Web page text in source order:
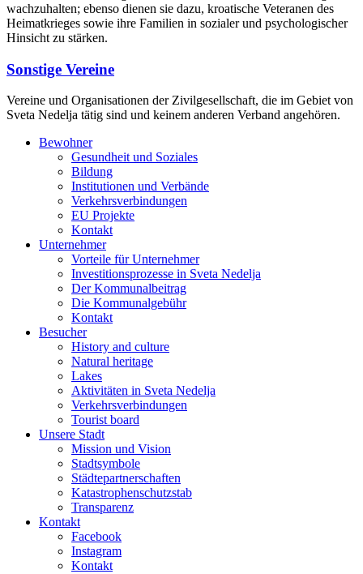
wachzuhalten; ebenso dienen sie dazu, kroatische Veteranen des
Heimatkrieges sowie ihre Familien in sozialer und psychologischer
Hinsicht zu stärken.
Sonstige Vereine
Vereine und Organisationen der Zivilgesellschaft, die im Gebiet von
Sveta Nedelja tätig sind und keinem anderen Verband angehören.
Bewohner
Gesundheit und Soziales
Bildung
Institutionen und Verbände
Verkehrsverbindungen
EU Projekte
Kontakt
Unternehmer
Vorteile für Unternehmer
Investitionsprozesse in Sveta Nedelja
Der Kommunalbeitrag
Die Kommunalgebühr
Kontakt
Besucher
History and culture
Natural heritage
Lakes
Aktivitäten in Sveta Nedelja
Verkehrsverbindungen
Tourist board
Unsere Stadt
Mission und Vision
Stadtsymbole
Städtepartnerschaften
Katastrophenschutzstab
Transparenz
Kontakt
Facebook
Instagram
Kontakt